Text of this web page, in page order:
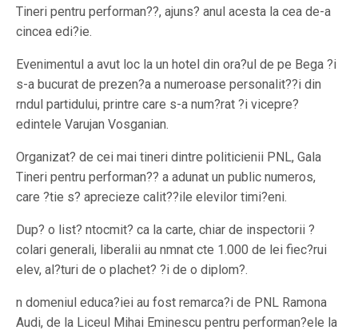
Tineri pentru performan??, ajuns? anul acesta la cea de-a
cincea edi?ie.
Evenimentul a avut loc la un hotel din ora?ul de pe Bega ?i
s-a bucurat de prezen?a a numeroase personalit??i din
rndul partidului, printre care s-a num?rat ?i vicepre?
edintele Varujan Vosganian.
Organizat? de cei mai tineri dintre politicienii PNL, Gala
Tineri pentru performan?? a adunat un public numeros,
care ?tie s? aprecieze calit??ile elevilor timi?eni.
Dup? o list? ntocmit? ca la carte, chiar de inspectorii ?
colari generali, liberalii au nmnat cte 1.000 de lei fiec?rui
elev, al?turi de o plachet? ?i de o diplom?.
n domeniul educa?iei au fost remarca?i de PNL Ramona
Audi, de la Liceul Mihai Eminescu pentru performan?ele la